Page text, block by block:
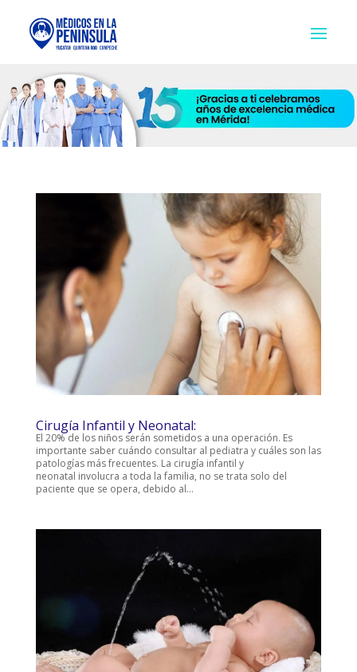
Cirugía Infantil y Neonatal:
El 20% de los niños serán sometidos a una operación. Es
importante saber cuándo consultar al pediatra y cuáles son las
patologías más frecuentes. La cirugía infantil y
neonatal involucra a toda la familia, no se trata solo del
paciente que se opera, debido al...